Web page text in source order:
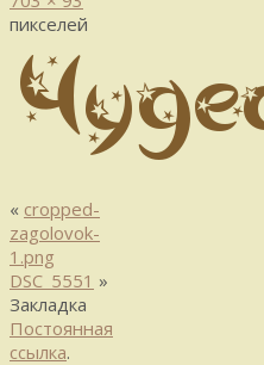
пикселей
« cropped-
zagolovok-
1.png
DSC_5551 »
Закладка
Постоянная
ссылка.